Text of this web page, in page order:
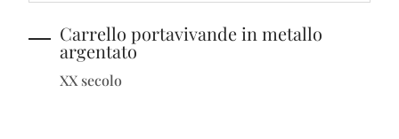
Carrello portavivande in metallo
argentato
XX secolo